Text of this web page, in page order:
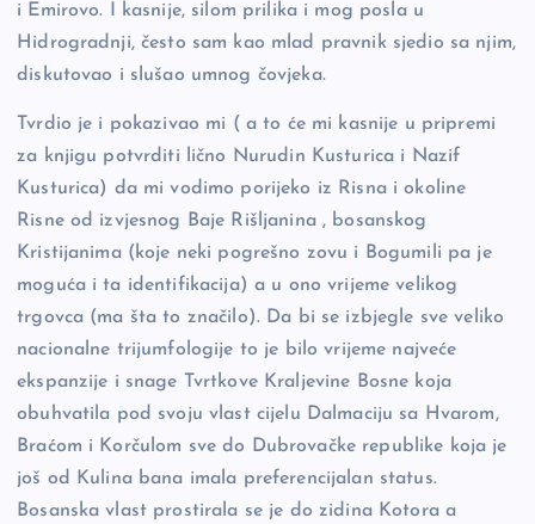
i Emirovo. I kasnije, silom prilika i mog posla u
Hidrogradnji, često sam kao mlad pravnik sjedio sa njim,
diskutovao i slušao umnog čovjeka.
Tvrdio je i pokazivao mi ( a to će mi kasnije u pripremi
za knjigu potvrditi lično Nurudin Kusturica i Nazif
Kusturica) da mi vodimo porijeko iz Risna i okoline
Risne od izvjesnog Baje Rišljanina , bosanskog
Kristijanima (koje neki pogrešno zovu i Bogumili pa je
moguća i ta identifikacija) a u ono vrijeme velikog
trgovca (ma šta to značilo). Da bi se izbjegle sve veliko
nacionalne trijumfologije to je bilo vrijeme najveće
ekspanzije i snage Tvrtkove Kraljevine Bosne koja
obuhvatila pod svoju vlast cijelu Dalmaciju sa Hvarom,
Braćom i Korčulom sve do Dubrovačke republike koja je
još od Kulina bana imala preferencijalan status.
Bosanska vlast prostirala se je do zidina Kotora a